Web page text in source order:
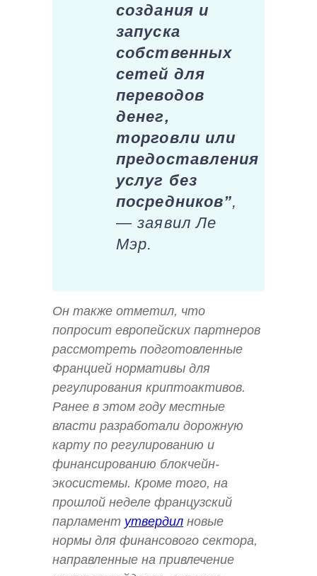
создания и
запуска
собственных
сетей для
переводов
денег,
торговли или
предоставления
услуг без
посредников”,
— заявил Ле
Мэр.
Он также отметил, что
попросит европейских партнеров
рассмотреть подготовленные
Францией нормативы для
регулирования криптоактивов.
Ранее в этом году местные
власти разработали дорожную
карту по регулированию и
финансированию блокчейн-
экосистемы. Кроме того, на
прошлой неделе французский
парламент утвердил новые
нормы для финансового сектора,
направленные на привлечение